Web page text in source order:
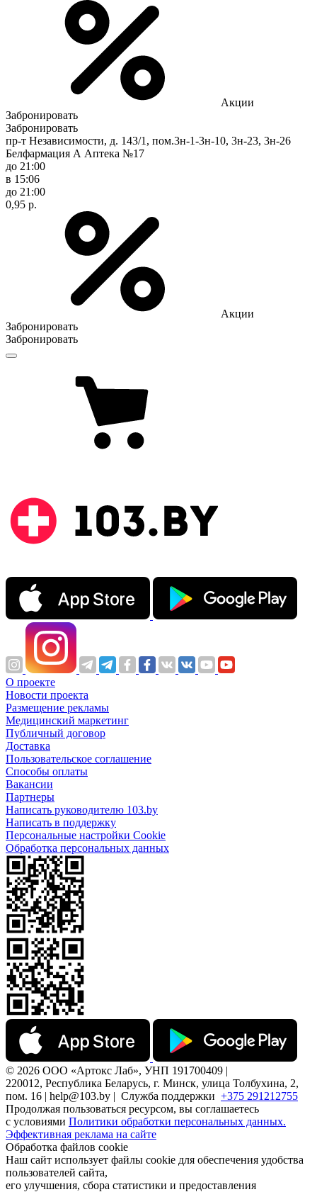
Акции
Забронировать
Забронировать
пр-т Независимости, д. 143/1, пом.3н-1-3н-10, 3н-23, 3н-26
Белфармация А Аптека №17
до 21:00
в 15:06
до 21:00
0,95 р.
Акции
Забронировать
Забронировать
О проекте
Новости проекта
Размещение рекламы
Медицинский маркетинг
Публичный договор
Доставка
Пользовательское соглашение
Способы оплаты
Вакансии
Партнеры
Написать руководителю 103.by
Написать в поддержку
Персональные настройки Cookie
Обработка персональных данных
© 2026 ООО «Артокс Лаб», УНП 191700409 |
220012, Республика Беларусь, г. Минск, улица Толбухина, 2,
пом. 16 | help@103.by | Служба поддержки +375 291212755
Продолжая пользоваться ресурсом, вы соглашаетесь
с условиями Политики обработки персональных данных.
Эффективная реклама на сайте
Обработка файлов cookie
Наш сайт использует файлы cookie для обеспечения удобства
пользователей сайта,
его улучшения, сбора статистики и предоставления